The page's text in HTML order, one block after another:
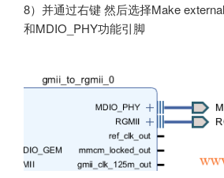
8）并通过右键 然后选择Make
和MDIO_PHY功能引脚